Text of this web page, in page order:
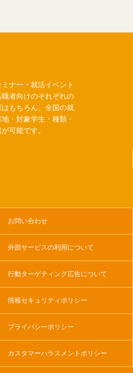
ナー・就活イベント
者向けのそれぞれの
もちろん、全国の就
・対象学生・種類・
可能です。
お問い合わせ
外部サービスの利用について
行動ターゲティング広告について
情報セキュリティポリシー
プライバシーポリシー
カスタマーハラスメントポリシー